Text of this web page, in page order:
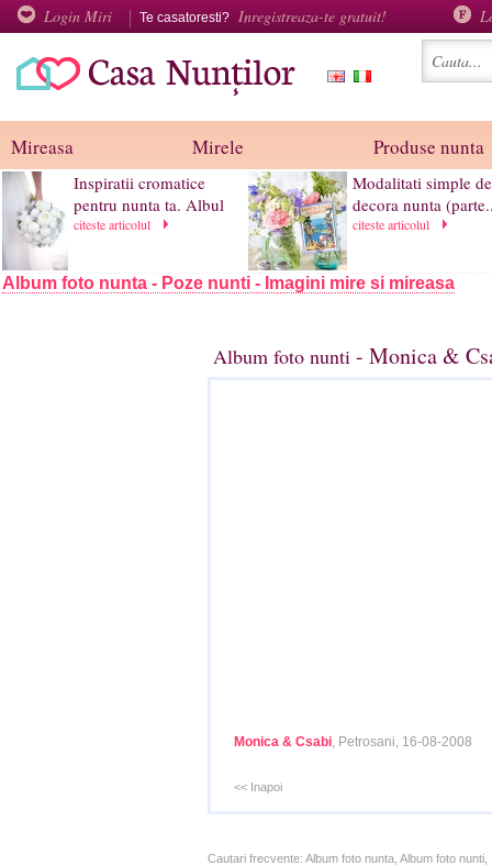
Login Miri Te casatoresti? Inregistreaza-te gratuit!
Mireasa Mirele Produse nunta
Inspiratii cromatice
pentru nunta ta. Albul
citeste articolul
Modalitati simple
decora nunta
citeste articolul
Album foto nunta - Poze nunti - Imagini mire si mireasa
Album foto nunti - Monica &
Monica & Csabi, Petrosani, 16-08-2008
<< Inapoi
Cautari frecvente: Album foto nunta, Album foto